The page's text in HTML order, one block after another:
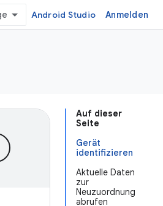
Android Studio Anmelden
Auf dieser
Seite
Gerät
identifizieren
Aktuelle Daten
zur
Neuzuordnung
abrufen